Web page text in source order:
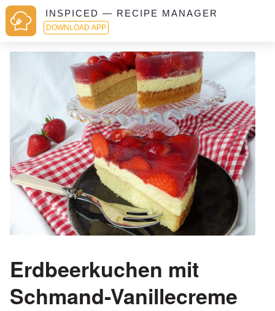
INSPICED — RECIPE MANAGER
DOWNLOAD APP
Erdbeerkuchen mit
Schmand-Vanillecreme